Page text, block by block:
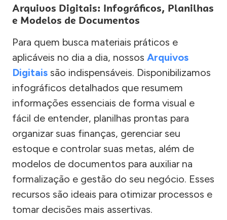
Arquivos Digitais: Infográficos, Planilhas
e Modelos de Documentos
Para quem busca materiais práticos e
aplicáveis no dia a dia, nossos Arquivos
Digitais são indispensáveis. Disponibilizamos
infográficos detalhados que resumem
informações essenciais de forma visual e
fácil de entender, planilhas prontas para
organizar suas finanças, gerenciar seu
estoque e controlar suas metas, além de
modelos de documentos para auxiliar na
formalização e gestão do seu negócio. Esses
recursos são ideais para otimizar processos e
tomar decisões mais assertivas.